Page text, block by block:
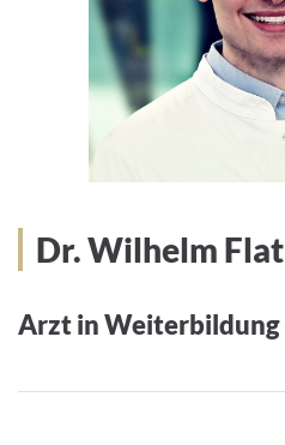
Dr. Wilhelm Flat
Arzt in Weiterbildung